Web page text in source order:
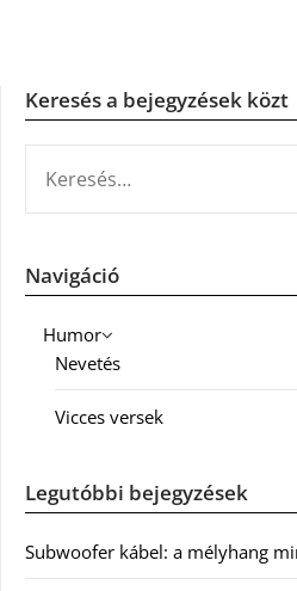
Keresés a bejegyzések közt
Navigáció
Humor
Nevetés
Vicces versek
Legutóbbi bejegyzések
Subwoofer kábel: a mélyhang